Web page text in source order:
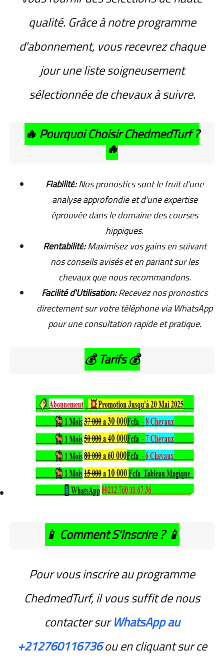
qualité. Grâce à notre programme
d'abonnement, vous recevrez chaque
jour une liste soigneusement
sélectionnée de chevaux à suivre.
🔥Pourquoi Choisir ChedmedTurf ?
🔥
Fiabilité:Nos pronostics sont le fruit d'une
analyse approfondie et d'une expertise
éprouvée dans le domaine des courses
hippiques.
Rentabilité:Maximisez vos gains en suivant
nos conseils avisés et en pariant sur les
chevaux que nous recommandons.
Facilité d'Utilisation:Recevez nos pronostics
directement sur votre téléphone via WhatsApp
pour une consultation rapide et pratique.
💰Tarifs💰
📱 Comment S'Inscrire ?📱
Pour vous inscrire au programme
ChedmedTurf, il vous suffit de nous
contacter surWhatsApp au
+212760116736ou en cliquant sur ce